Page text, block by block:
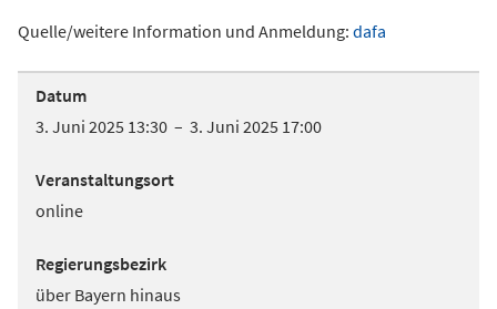
Quelle/weitere Information und Anmeldung: dafa
Datum
3. Juni 2025 13:30 – 3. Juni 2025 17:00
Veranstaltungsort
online
Regierungsbezirk
über Bayern hinaus